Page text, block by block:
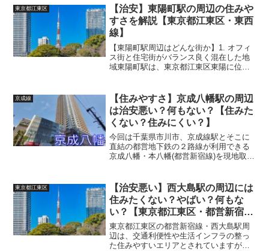
は、住み...
東京都江東区
【治安】東陽町駅の周辺の住みや
すさを解説【東京都江東区・東西
線】
【東陽町駅周辺はどんな街か】1. オフィ
ス街と住宅街がバランス良く混在した地
域東陽町駅は、東京都江東区東陽に位置
便性を兼ね備えた地域です。駅周辺には
江東区役所や官公庁、...
京成線
【住みやすさ】京成八幡駅の周辺
は治安悪い？何もない？【住みた
くない？住みにくい？】
今回は千葉県市川市、京成線駅とそこに
直結の都営地下鉄の２路線が利用できる
京成八幡・本八幡(都営新宿線)を現地取材
window.adsbygoogle ||...
東京都江東区
【治安悪い】西大島駅の周辺には
住みたくない？やばい？何もな
い？【東京都江東区・都営新宿
線】
東京都江東区の都営新宿線・西大島駅周
辺は、交通利便性や生活インフラの整っ
た住みやすいエリアとされていますが、